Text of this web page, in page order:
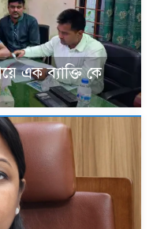
এক ব্যাক্তি কে